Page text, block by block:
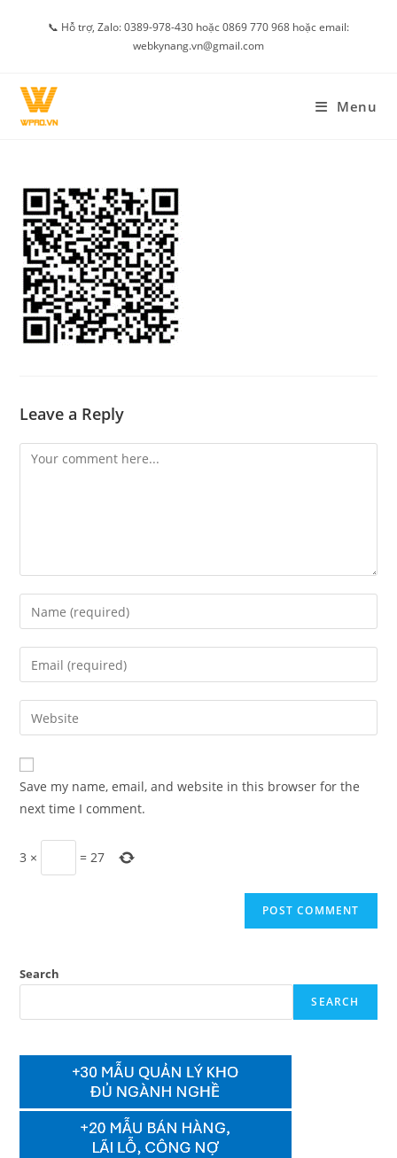
📞 Hỗ trợ, Zalo: 0389-978-430 hoặc 0869 770 968 hoặc email:
webkynang.vn@gmail.com
Menu
Leave a Reply
Comment
Enter
your
name
comment
Enter
your
email
address
comment
Enter
your
website
URL
(optional)
Save my name, email, and website in this browser for the
next time I comment.
3 × =27
Search
SEARCH